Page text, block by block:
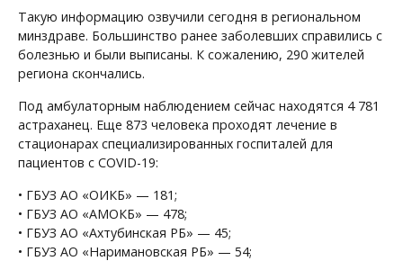
Такую информацию озвучили сегодня в региональном
минздраве. Большинство ранее заболевших справились с
болезнью и были выписаны. К сожалению, 290 жителей
региона скончались.
Под амбулаторным наблюдением сейчас находятся 4 781
астраханец. Еще 873 человека проходят лечение в
стационарах специализированных госпиталей для
пациентов с COVID-19:
• ГБУЗ АО «ОИКБ» — 181;
• ГБУЗ АО «АМОКБ» — 478;
• ГБУЗ АО «Ахтубинская РБ» — 45;
• ГБУЗ АО «Наримановская РБ» — 54;